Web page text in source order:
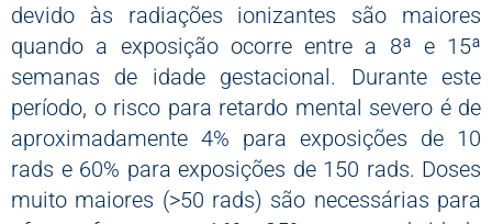
devido às radiações ionizantes são maiores
quando a exposição ocorre entre a 8ª e 15ª
semanas de idade gestacional. Durante este
período, o risco para retardo mental severo é de
aproximadamente 4% para exposições de 10
rads e 60% para exposições de 150 rads. Doses
muito maiores (>50 rads) são necessárias para